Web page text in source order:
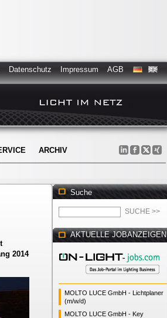
Datenschutz Impressum AGB
ARCHIV
2014
Suche
AKTUELLE JOBANZEIGEN
MOLTO LUCE GmbH - Lichtplaner
(m/w/d)
MOLTO LUCE GmbH - Key